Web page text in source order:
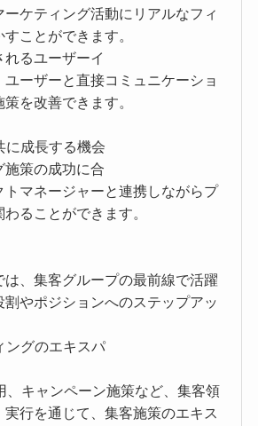
ケティング活動にリアルなフィ
ことができます。
れるユーザーイ
ーザーと直接コミュニケーショ
を改善できます。
に成長する機会
施策の成功に合
トマネージャーと連携しながらプ
ることができます。
は、集客グループの最前線で活躍
割やポジションへのステップアッ
ングのエキスパ
、キャンペーン施策など、集客領
行を通じて、集客施策のエキス